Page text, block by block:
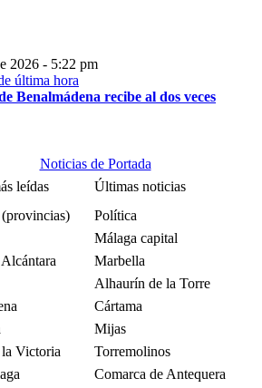
2026 - 5:22 pm
Benalmádena recibe al dos veces
Noticias de Portada
leídas
Últimas noticias
Política
Málaga capital
Marbella
Alhaurín de la Torre
Cártama
Mijas
Victoria
Torremolinos
Comarca de Antequera